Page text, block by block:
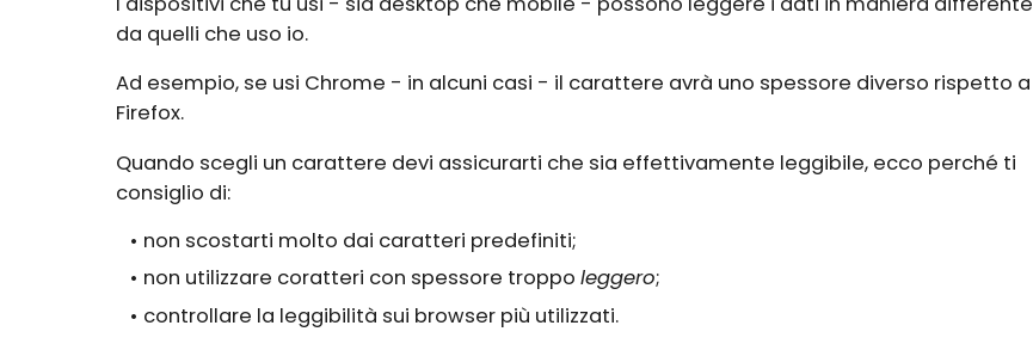
da quelli che uso io.
Ad esempio, se usi Chrome - in alcuni casi - il carattere avrà uno spessore diverso rispetto a
Firefox.
Quando scegli un carattere devi assicurarti che sia effettivamente leggibile, ecco perché ti
consiglio di:
non scostarti molto dai caratteri predefiniti;
non utilizzare coratteri con spessore troppo leggero;
controllare la leggibilità sui browser più utilizzati.